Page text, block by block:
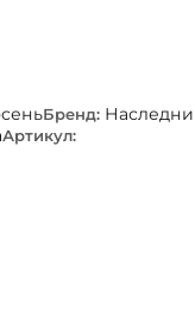
Бренд:
Артикул: